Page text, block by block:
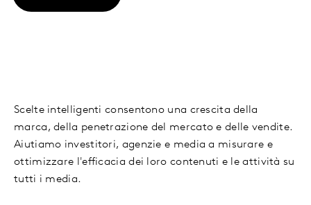
Scelte intelligenti consentono una crescita della
marca, della penetrazione del mercato e delle vendite.
Aiutiamo investitori, agenzie e media a misurare e
ottimizzare l'efficacia dei loro contenuti e le attività su
tutti i media.